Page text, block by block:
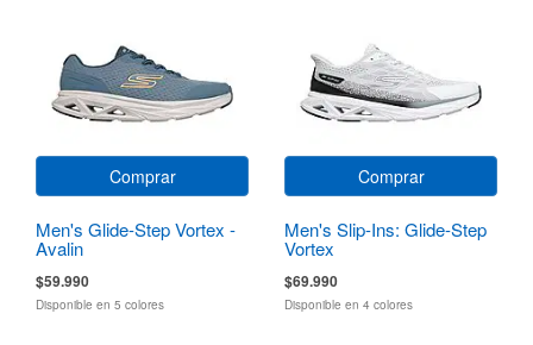
Comprar
Men's Glide-Step Vortex -
Avalin
$59.990
Disponible en 5 colores
Comprar
Men's Slip-Ins: Glide-Step
Vortex
$69.990
Disponible en 4 colores